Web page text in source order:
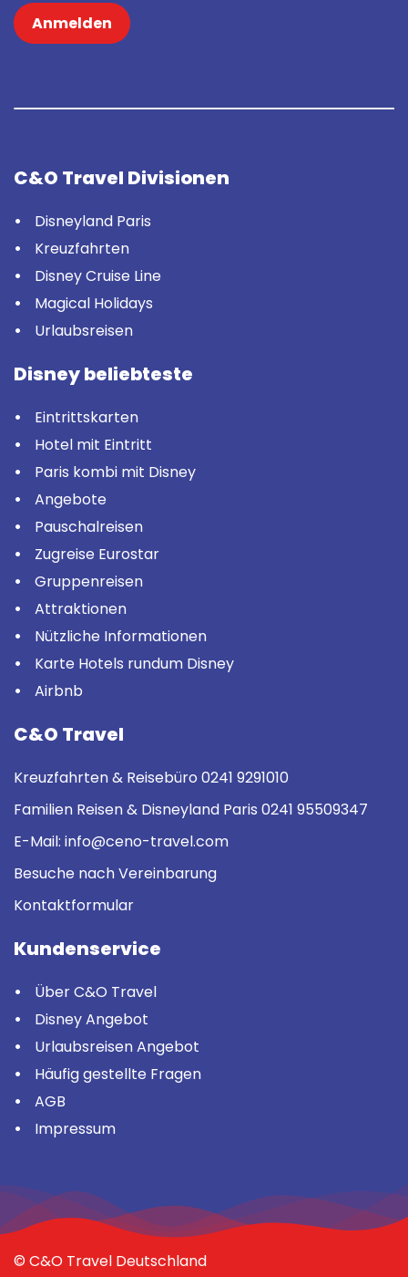
Anmelden
C&O Travel Divisionen
Disneyland Paris
Kreuzfahrten
Disney Cruise Line
Magical Holidays
Urlaubsreisen
Disney beliebteste
Eintrittskarten
Hotel mit Eintritt
Paris kombi mit Disney
Angebote
Pauschalreisen
Zugreise Eurostar
Gruppenreisen
Attraktionen
Nützliche Informationen
Karte Hotels rundum Disney
Airbnb
C&O Travel
Kreuzfahrten & Reisebüro 0241 9291010
Familien Reisen & Disneyland Paris 0241 95509347
E-Mail: info@ceno-travel.com
Besuche nach Vereinbarung
Kontaktformular
Kundenservice
Über C&O Travel
Disney Angebot
Urlaubsreisen Angebot
Häufig gestellte Fragen
AGB
Impressum
© C&O Travel Deutschland